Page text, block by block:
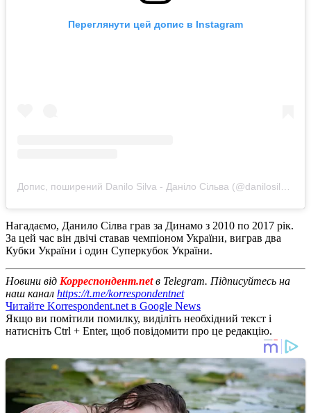
Переглянути цей допис в Instagram
Нагадаємо, Данило Сілва грав за Динамо з 2010 по 2017 рік.
За цей час він двічі ставав чемпіоном України, виграв два
Кубки України і один Суперкубок України.
Новини від Корреспондент.netв Telegram. Підписуйтесь на
наш канал https://t.me/korrespondentnet
Читайте Korrespondent.net в Google News
Якщо ви помітили помилку, виділіть необхідний текст і
натисніть Ctrl + Enter, щоб повідомити про це редакцію.